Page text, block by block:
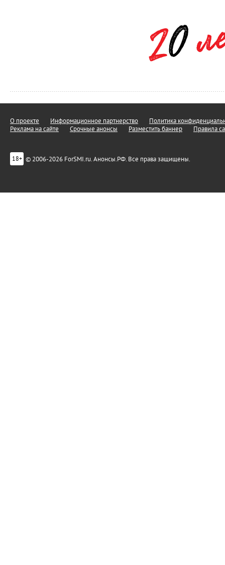
О проекте Информационное партнерство
Политика
Реклама на сайте
Срочные анонсы Разместить баннер Правила
18+ © 2006-2026 ForSMI.ru. Анонсы.РФ. Все права защищены.